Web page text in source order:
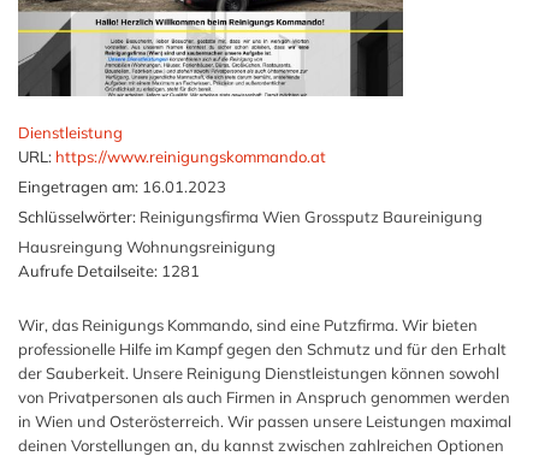
Dienstleistung
URL: https://www.reinigungskommando.at
Eingetragen am: 16.01.2023
Schlüsselwörter: Reinigungsfirma Wien Grossputz Baureinigung
Hausreingung Wohnungsreinigung
Aufrufe Detailseite: 1281
Wir, das Reinigungs Kommando, sind eine Putzfirma. Wir bieten
professionelle Hilfe im Kampf gegen den Schmutz und für den Erhalt
der Sauberkeit. Unsere Reinigung Dienstleistungen können sowohl
von Privatpersonen als auch Firmen in Anspruch genommen werden
in Wien und Osterösterreich. Wir passen unsere Leistungen maximal
deinen Vorstellungen an, du kannst zwischen zahlreichen Optionen